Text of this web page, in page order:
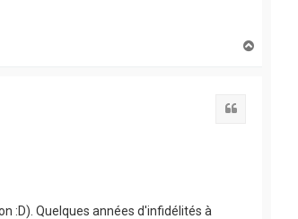
:D). Quelques années d'infidélités à